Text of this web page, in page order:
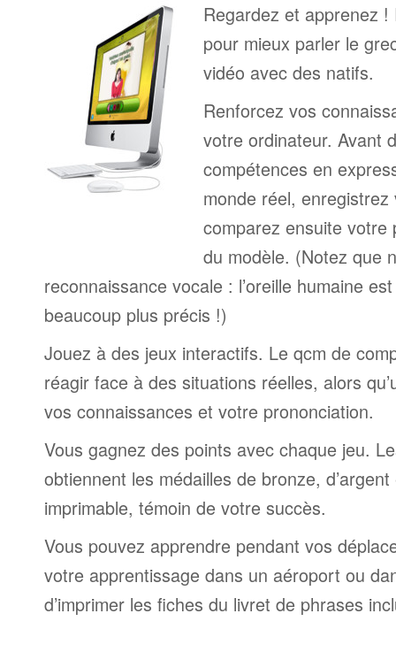
Regardez et apprenez
pour mieux parler le
vidéo avec des natifs.
Renforcez vos
votre ordinateur. Avant
compétences en
monde réel,
comparez ensuite votre
du modèle. (Notez que
reconnaissance vocale : l’oreille humaine
beaucoup plus précis !)
Jouez à des jeux interactifs. Le qcm de
réagir face à des situations réelles, alors
vos connaissances et votre prononciation.
Vous gagnez des points avec chaque jeu.
obtiennent les médailles de bronze,
imprimable, témoin de votre succès.
Vous pouvez apprendre pendant vos
votre apprentissage dans un aéroport ou
d’imprimer les fiches du livret de phrases